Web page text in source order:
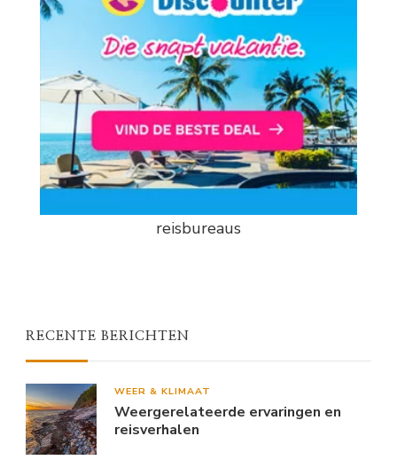
reisbureaus
RECENTE BERICHTEN
WEER & KLIMAAT
Weergerelateerde ervaringen en
reisverhalen